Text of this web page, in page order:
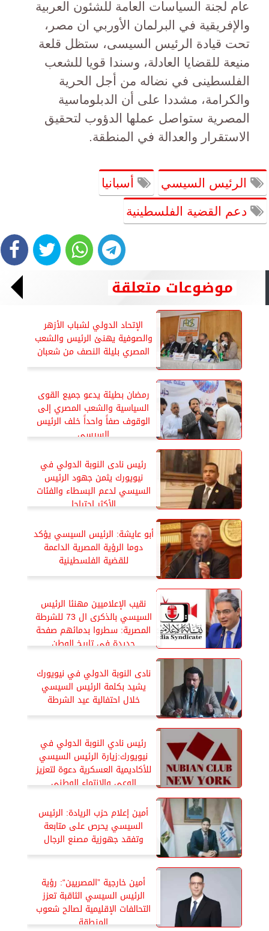
عام لجنة السياسات العامة للشئون العربية
والإفريقية في البرلمان الأوربي ان مصر،
تحت قيادة الرئيس السيسى، ستظل قلعة
منيعة للقضايا العادلة، وسندا قويا للشعب
الفلسطينى في نضاله من أجل الحرية
والكرامة، مشددا على أن الدبلوماسية
المصرية ستواصل عملها الدؤوب لتحقيق
الاستقرار والعدالة في المنطقة.
الرئيس السيسي أسبانيا
دعم القضية الفلسطينية
موضوعات متعلقة
الإتحاد الدولي لشباب الأزهر
والصوفية يهنئ الرئيس والشعب
المصري بليلة النصف من شعبان
رمضان بطيئة يدعو جميع القوى
السياسية والشعب المصري إلى
الوقوف صفاً واحداً خلف الرئيس
السيسي
رئيس نادى النوبة الدولي في
نيويورك يثمن جهود الرئيس
السيسي لدعم البسطاء والفئات
الأكثر احتياجا
أبو عايشة: الرئيس السيسي يؤكد
دوما الرؤية المصرية الداعمة
للقضية الفلسطينية
نقيب الإعلاميين مهنئا الرئيس
السيسي بالذكرى ال 73 للشرطة
المصرية: سطروا بدمائهم صفحة
جديدة فى تاريخ الوطن
نادى النوبة الدولي في نيويورك
يشيد بكلمة الرئيس السيسي
خلال احتفالية عيد الشرطة
رئيس نادي النوبة الدولي في
نيويورك:زيارة الرئيس السيسي
للأكاديمية العسكرية دعوة لتعزيز
الوعى والإنتماء الوطنى
أمين إعلام حزب الريادة: الرئيس
السيسي يحرص على متابعة
وتفقد جهوزية مصنع الرجال
أمين خارجية ”المصريين“: رؤية
الرئيس السيسي الثاقبة تعزز
التحالفات الإقليمية لصالح شعوب
المنطقة